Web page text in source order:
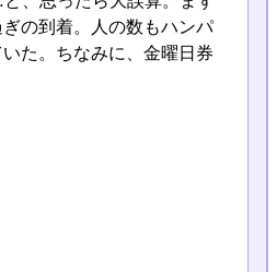
の到着。人の数もハンパ
た。ちなみに、金曜日券